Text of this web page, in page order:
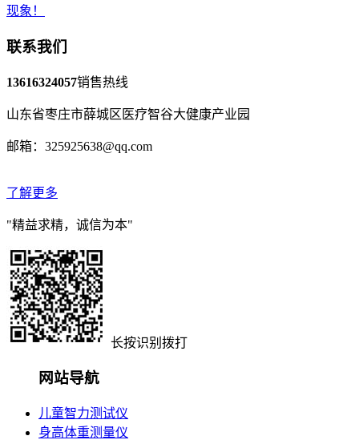
现象！
联系我们
13616324057销售热线
山东省枣庄市薛城区医疗智谷大健康产业园
邮箱：325925638@qq.com
了解更多
"精益求精，诚信为本"
长按识别拨打
网站导航
儿童智力测试仪
身高体重测量仪